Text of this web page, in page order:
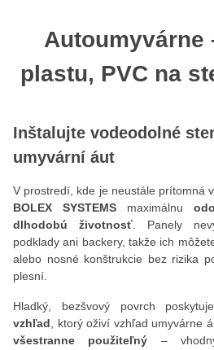
Autoumyvárne
plastu, PVC na
Inštalujte vodeodolné
umyvární áut
V prostredí, kde je neustále prítomná
BOLEX SYSTEMSmaximálnu
dlhodobú životnosť . Panely
podklady ani backery, takže ich
alebo nosné konštrukcie bez rizika
plesní.
Hladký, bezšvový povrch
vzhľad , ktorý oživí vzhľad umyvárne
všestranne použiteľný –